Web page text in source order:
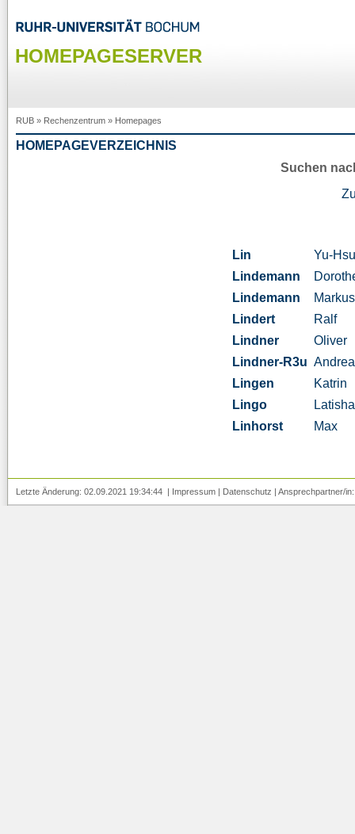
HOMEPAGESERVER
RUB » Rechenzentrum » Homepages
HOMEPAGEVERZEICHNIS
Suchen
Lin
Yu-
Lindemann
Lindemann
Markus
Lindert
Ralf
Lindner
Oliver
Lindner-R3u
Lingen
Katrin
Lingo
Latisha
Linhorst
Max
Letzte Änderung: 02.09.2021 19:34:44 | Impressum | Datenschutz | Ansprechpartner/